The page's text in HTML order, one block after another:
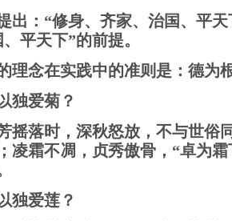
出：“修身、齐家、治国、平
平天下”的前提。
理念在实践中的准则是：德为
独爱菊？
摇落时，深秋怒放，不与世俗
凌霜不凋，贞秀傲骨，“卓为
独爱莲？